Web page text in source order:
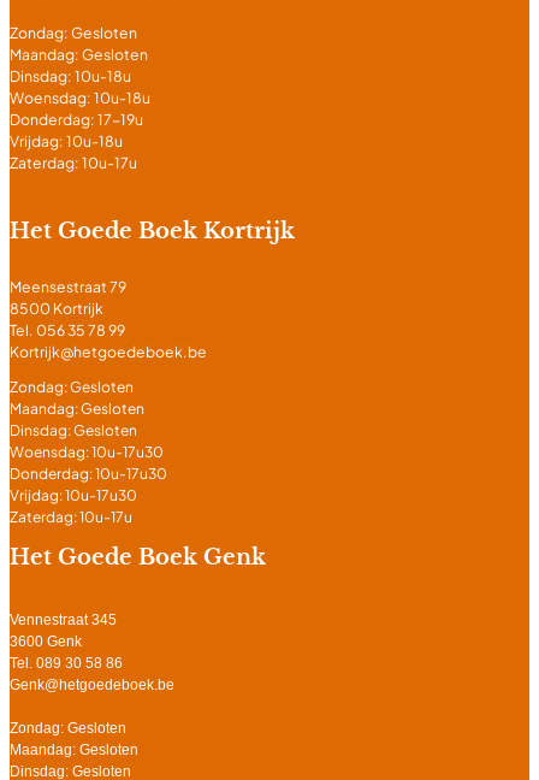
Zondag: Gesloten
Maandag: Gesloten
Dinsdag: 10u-18u
Woensdag: 10u-18u
Donderdag: 17-19u
Vrijdag: 10u-18u
Zaterdag: 10u-17u
Het Goede Boek Kortrijk
Meensestraat 79
8500 Kortrijk
Tel. 056 35 78 99
Kortrijk@hetgoedeboek.be
Zondag: Gesloten
Maandag: Gesloten
Dinsdag: Gesloten
Woensdag: 10u-17u30
Donderdag: 10u-17u30
Vrijdag: 10u-17u30
Zaterdag: 10u-17u
Het Goede Boek Genk
Vennestraat 345
3600 Genk
Tel. 089 30 58 86
Genk@hetgoedeboek.be
Zondag: Gesloten
Maandag: Gesloten
Dinsdag: Gesloten